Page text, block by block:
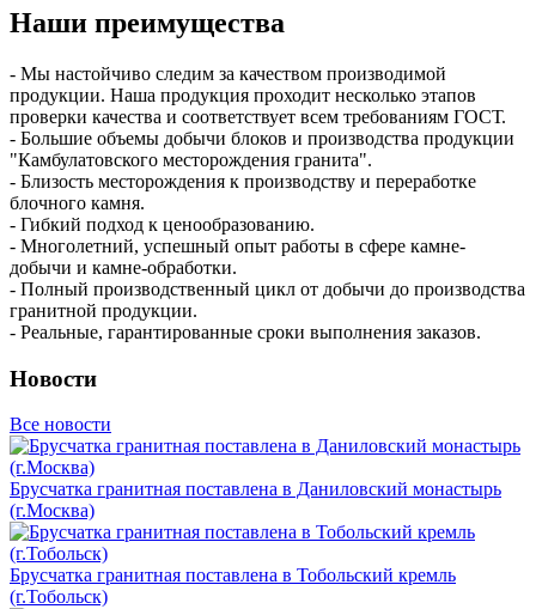
Наши преимущества
- Мы настойчиво следим за качеством производимой
продукции. Наша продукция проходит несколько этапов
проверки качества и соответствует всем требованиям ГОСТ.
- Большие объемы добычи блоков и производства продукции
"Камбулатовского месторождения гранита".
- Близость месторождения к производству и переработке
блочного камня.
- Гибкий подход к ценообразованию.
- Многолетний, успешный опыт работы в сфере камне-
добычи и камне-обработки.
- Полный производственный цикл от добычи до производства
гранитной продукции.
- Реальные, гарантированные сроки выполнения заказов.
Новости
Все новости
Брусчатка гранитная поставлена в Даниловский монастырь
(г.Москва)
Брусчатка гранитная поставлена в Тобольский кремль
(г.Тобольск)